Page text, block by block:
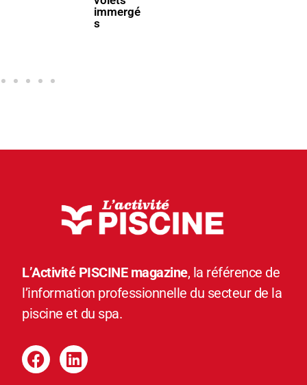
immergé
s
L’Activité PISCINE magazine, la référence de
l’information professionnelle du secteur de la
piscine et du spa.